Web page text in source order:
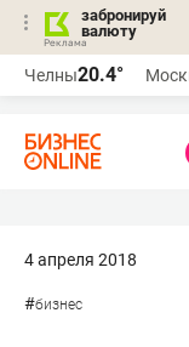
забронируй
валюту
Челны20.4°
4 апреля 2018
#бизнес